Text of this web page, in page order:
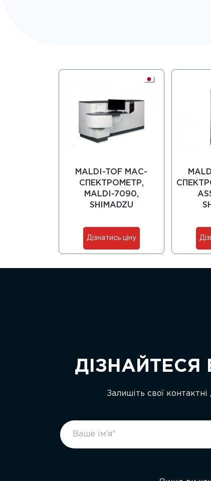
MALDI-TOF МАС-
СПЕКТРОМЕТР,
MALDI-7090,
SHIMADZU
Дізнатись ціну
Залишіть свої
footer
form
If
you